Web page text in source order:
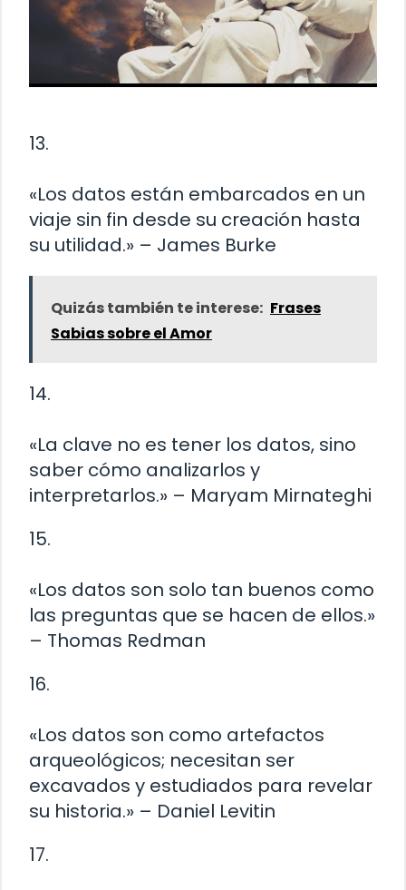
13.
«Los datos están embarcados en un
viaje sin fin desde su creación hasta
su utilidad.» – James Burke
Quizás también te interese: Frases
Sabias sobre el Amor
14.
«La clave no es tener los datos, sino
saber cómo analizarlos y
interpretarlos.» – Maryam Mirnateghi
15.
«Los datos son solo tan buenos como
las preguntas que se hacen de ellos.»
– Thomas Redman
16.
«Los datos son como artefactos
arqueológicos; necesitan ser
excavados y estudiados para revelar
su historia.» – Daniel Levitin
17.